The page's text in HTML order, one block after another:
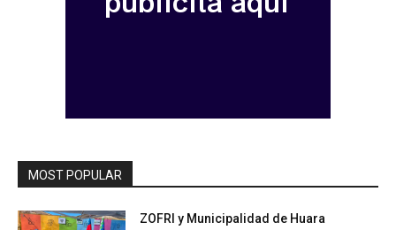
MOST POPULAR
ZOFRI y Municipalidad de Huara